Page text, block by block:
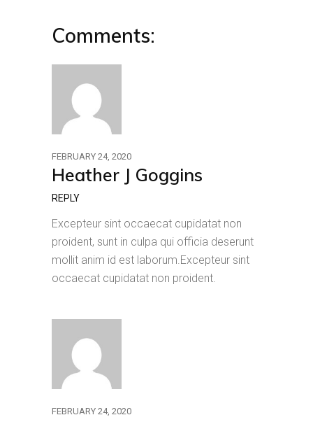
Comments:
FEBRUARY 24, 2020
Heather J Goggins
REPLY
Excepteur sint occaecat cupidatat non
proident, sunt in culpa qui officia deserunt
mollit anim id est laborum.Excepteur sint
occaecat cupidatat non proident.
FEBRUARY 24, 2020